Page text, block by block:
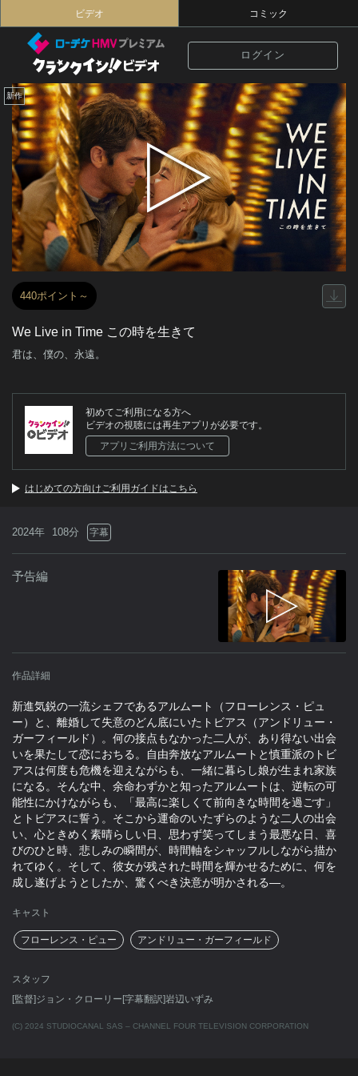
ビデオ コミック
ログイン
新作
440ポイント～
We Live in Time この時を生きて
君は、僕の、永遠。
初めてご利用になる方へ
ビデオの視聴には再生アプリが必要です。
アプリご利用方法について
はじめての方向けご利用ガイドはこちら
2024年 108分 字幕
予告編
作品詳細
新進気鋭の一流シェフであるアルムート（フローレンス・ピュ
ー）と、離婚して失意のどん底にいたトビアス（アンドリュー・
ガーフィールド）。何の接点もなかった二人が、あり得ない出会
いを果たして恋におちる。自由奔放なアルムートと慎重派のトビ
アスは何度も危機を迎えながらも、一緒に暮らし娘が生まれ家族
になる。そんな中、余命わずかと知ったアルムートは、逆転の可
能性にかけながらも、「最高に楽しくて前向きな時間を過ごす」
とトビアスに誓う。そこから運命のいたずらのような二人の出会
い、心ときめく素晴らしい日、思わず笑ってしまう最悪な日、喜
びのひと時、悲しみの瞬間が、時間軸をシャッフルしながら描か
れてゆく。そして、彼女が残された時間を輝かせるために、何を
成し遂げようとしたか、驚くべき決意が明かされる―。
キャスト
フローレンス・ピュー アンドリュー・ガーフィールド
スタッフ
[監督]ジョン・クローリー[字幕翻訳]岩辺いずみ
(C) 2024 STUDIOCANAL SAS – CHANNEL FOUR TELEVISION CORPORATION